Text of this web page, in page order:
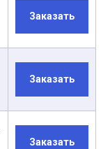
Заказать
Заказать
Заказать